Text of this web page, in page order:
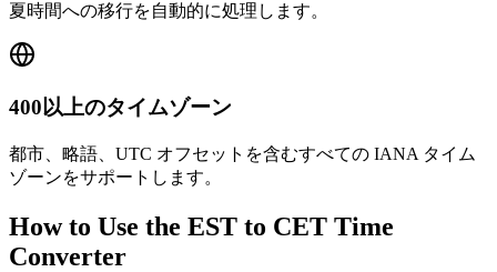
夏時間への移行を自動的に処理します。
400以上のタイムゾーン
都市、略語、UTC オフセットを含むすべての IANA タイム
ゾーンをサポートします。
How to Use the EST to CET Time
Converter